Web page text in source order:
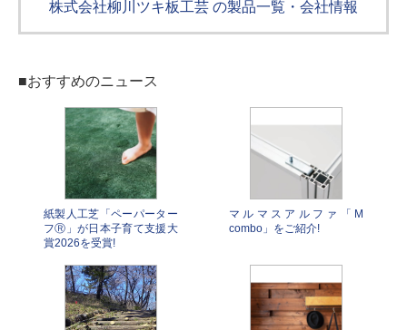
株式会社柳川ツキ板工芸 の製品一覧・会社情報
■おすすめのニュース
紙製人工芝「ペーパーター
フⓇ」が日本子育て支援大
賞2026を受賞!
マルマスアルファ「M
combo」をご紹介!